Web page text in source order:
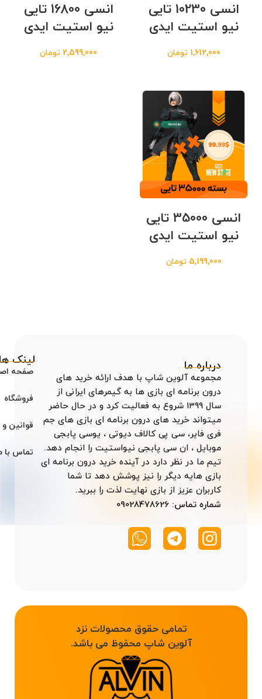
انسی 10230 تایی
نیو استیت ایدی
1,612,000 تومان
انسی 16800 تایی
نیو استیت ایدی
2,599,000 تومان
انسی 35000 تایی
نیو استیت ایدی
5,199,000 تومان
درباره ما
مجموعه آلوین شاپ با هدف ارائه خرید های
درون برنامه ای بازی ها به گیمرهای ایرانی از
سال ۱۳۹۹ شروع به فعالیت کرد و در حال حاضر
میتواند خرید های درون برنامه ای بازی های جم
فری فایر، سی پی کالاف دیوتی ، یوسی پابجی
موبایل ، ان سی پابجی نیواستیت را انجام دهد.
تیم ما در نظر دارد در آینده خرید درون برنامه ای
بازی هایه دیگر را نیز پوشش دهد تا شما
کاربران عزیز از بازی نهایت لذت را ببرید.
شماره تماس: 09028478626
لینک
صفحه
فروشگاه
قوانین
تماس با
تمامی حقوق محصولات نزد
آلوین شاپ محفوظ می باشد.